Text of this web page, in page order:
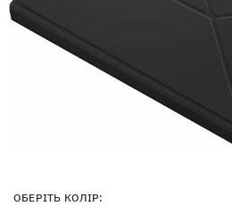
ОБЕРІТЬ КОЛІР: